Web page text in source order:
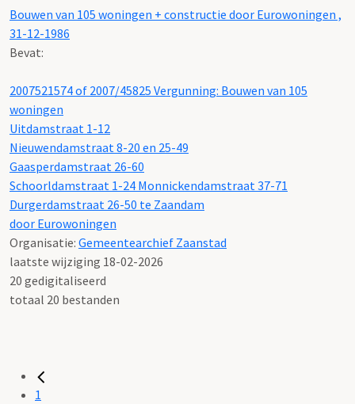
Bouwen van 105 woningen + constructie door Eurowoningen ,
31-12-1986
Bevat:
2007521574 of 2007/45825 Vergunning: Bouwen van 105
woningen
Uitdamstraat 1-12
Nieuwendamstraat 8-20 en 25-49
Gaasperdamstraat 26-60
Schoorldamstraat 1-24 Monnickendamstraat 37-71
Durgerdamstraat 26-50 te Zaandam
door Eurowoningen
Organisatie: Gemeentearchief Zaanstad
laatste wijziging 18-02-2026
20 gedigitaliseerd
totaal 20 bestanden
1